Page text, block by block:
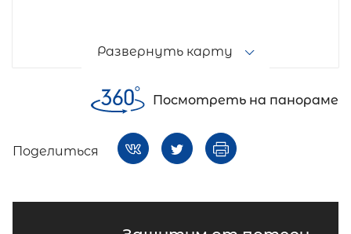
Развернуть карту
Посмотреть на панораме
Поделиться